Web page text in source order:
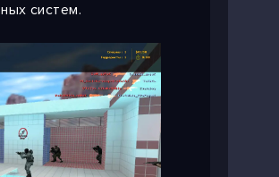
систем.